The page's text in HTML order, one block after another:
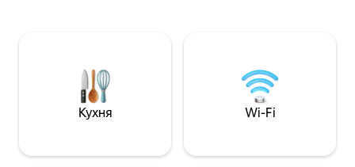
ивицата Лас Вегас или Боулдър
Сити. Външното пространство
включва шезлонги на новопостроена
палуба на басейна, маса на открито с
подробностите за повече
тавана, които
Вегас точно
Възползвайте
разстояние
Кухня Wi-Fi